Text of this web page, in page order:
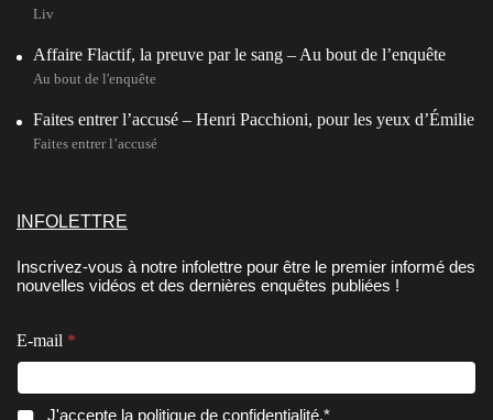
Liv
Affaire Flactif, la preuve par le sang – Au bout de l’enquête
Au bout de l'enquête
Faites entrer l’accusé – Henri Pacchioni, pour les yeux d’Émilie
Faites entrer l’accusé
INFOLETTRE
Inscrivez-vous à notre infolettre pour être le premier informé des
nouvelles vidéos et des dernières enquêtes publiées !
E-mail *
*
E
C J'accepte la politique de confidentialité.*